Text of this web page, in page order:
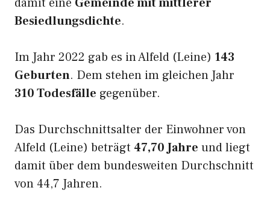
Besiedlungsdichte.
Im Jahr 2022 gab es in Alfeld (Leine) 143
Geburten. Dem stehen im gleichen Jahr
310 Todesfälle gegenüber.
Das Durchschnittsalter der Einwohner von
Alfeld (Leine) beträgt 47,70 Jahre und liegt
damit über dem bundesweiten Durchschnitt
von 44,7 Jahren.